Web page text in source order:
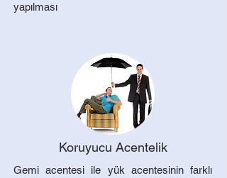
yapılması
Koruyucu Acentelik
Gemi acentesi ile yük acentesinin farklı